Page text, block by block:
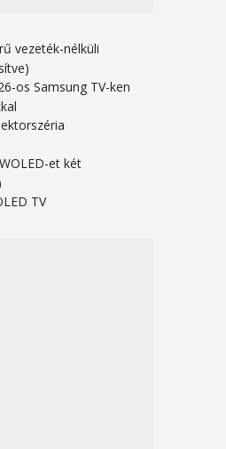
vezeték-nélküli
os Samsung TV-ken
et két
TV